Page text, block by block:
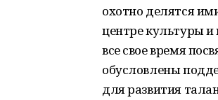
охотно делятся
центре культуры и
все свое время
обусловлены
для развития